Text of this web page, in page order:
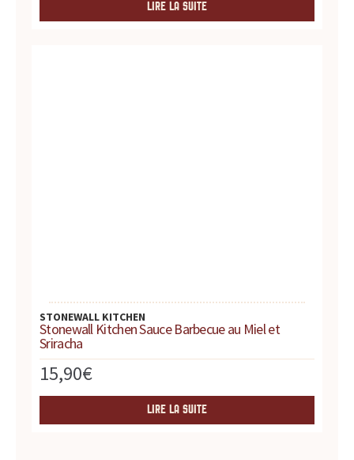
LIRE LA SUITE
STONEWALL KITCHEN
Stonewall Kitchen Sauce Barbecue au Miel et
Sriracha
15,90€
LIRE LA SUITE